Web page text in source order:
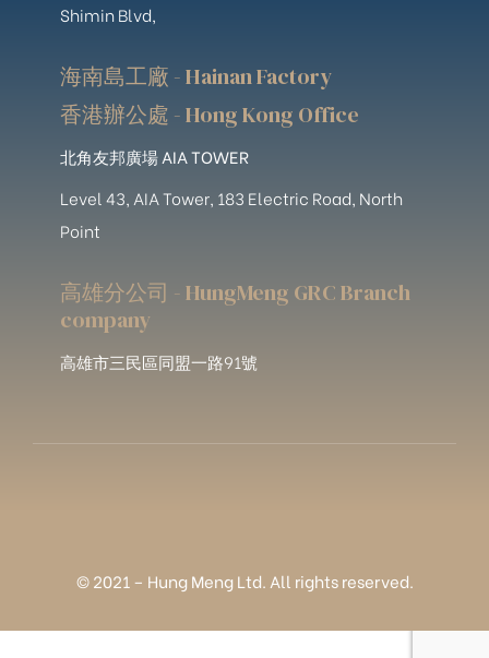
Shimin Blvd,
海南島工廠 - Hainan Factory
香港辦公處 - Hong Kong Office
北角友邦廣場 AIA TOWER
Level 43, AIA Tower, 183 Electric Road, North
Point
高雄分公司 - HungMeng GRC Branch
company
高雄市三民區同盟一路91號
© 2021 – Hung Meng Ltd. All rights reserved.